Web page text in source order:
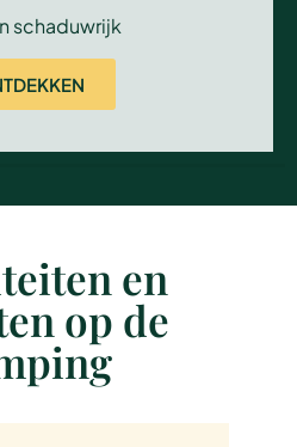
schaduwrijk
en
op de